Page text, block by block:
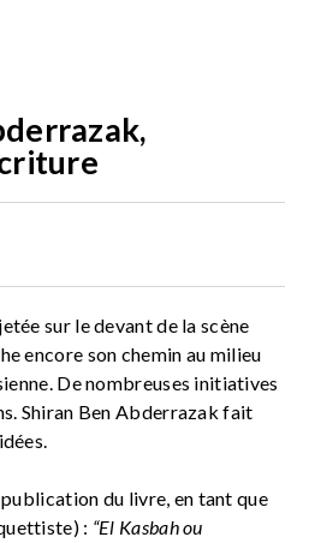
sur le devant de la scène
encore son chemin au milieu
De nombreuses initiatives
Shiran Ben Abderrazak fait
du livre, en tant que
: “El Kasbah ou